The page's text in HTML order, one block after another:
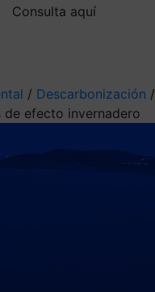
Consulta aquí
/ Descarbonización /
de efecto invernadero